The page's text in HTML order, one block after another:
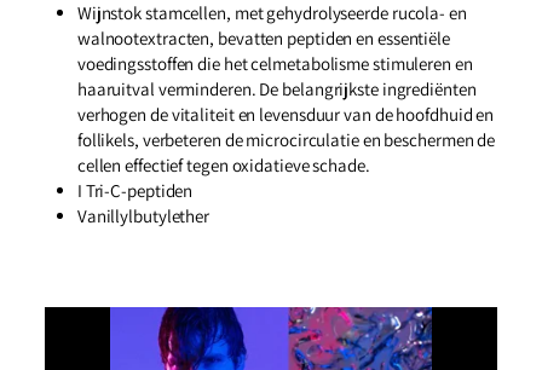
Wijnstok stamcellen, met gehydrolyseerde rucola- en
walnootextracten, bevatten peptiden en essentiële
voedingsstoffen die het celmetabolisme stimuleren en
haaruitval verminderen. De belangrijkste ingrediënten
verhogen de vitaliteit en levensduur van de hoofdhuid en
follikels, verbeteren de microcirculatie en beschermen de
cellen effectief tegen oxidatieve schade.
I Tri-C-peptiden
Vanillylbutylether